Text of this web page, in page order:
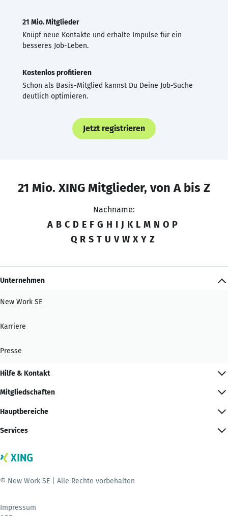
21 Mio. Mitglieder
Knüpf neue Kontakte und erhalte Impulse für ein
besseres Job-Leben.
Kostenlos profitieren
Schon als Basis-Mitglied kannst Du Deine Job-Suche
deutlich optimieren.
Jetzt registrieren
21 Mio. XING Mitglieder, von A bis Z
Nachname:
A B C D E F G H I J K L M N O P
Q R S T U V W X Y Z
Unternehmen
New Work SE
Karriere
Presse
Hilfe & Kontakt
Mitgliedschaften
Hauptbereiche
Services
© New Work SE | Alle Rechte vorbehalten
Impressum